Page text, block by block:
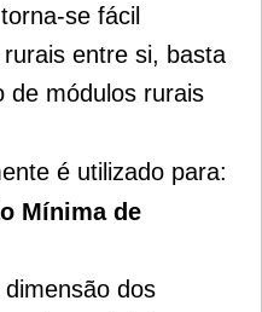
se fácil
entre si, basta
de módulos rurais
é utilizado para:
Mínima de
dos